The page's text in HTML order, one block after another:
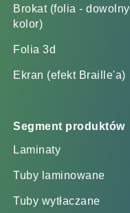
Brokat (folia - dowolny
kolor)
Folia 3d
Ekran (efekt Braille'a)
Segment produktów
Laminaty
Tuby laminowane
Tuby wytłaczane